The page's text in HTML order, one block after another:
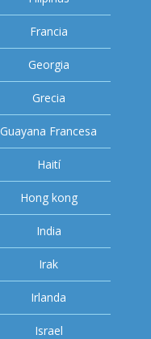
Francia
Georgia
Grecia
Guayana Francesa
Haití
Hong kong
India
Irak
Irlanda
Israel